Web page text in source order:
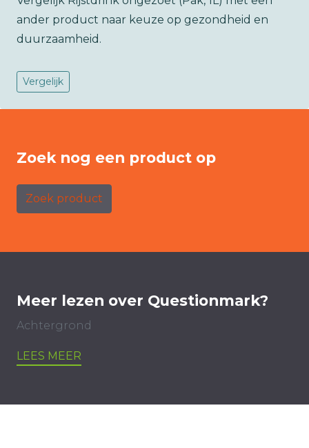
ander product naar keuze op gezondheid en
duurzaamheid.
Vergelijk
Zoek nog een product op
Zoek product
Meer lezen over Questionmark?
Achtergrond
LEES MEER